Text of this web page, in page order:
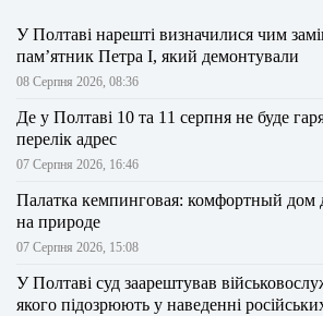
У Полтаві нарешті визначилися чим
пам’ятник Петра І, який демонтували
08 Серпня 2026, 08:36
Де у Полтаві 10 та 11 серпня не буде
перелік адрес
07 Серпня 2026, 16:46
Палатка кемпинговая: комфортный дом
на природе
07 Серпня 2026, 15:08
У Полтаві суд заарештував
якого підозрюють у наведенні